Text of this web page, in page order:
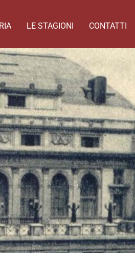
LE STAGIONI CONTATTI